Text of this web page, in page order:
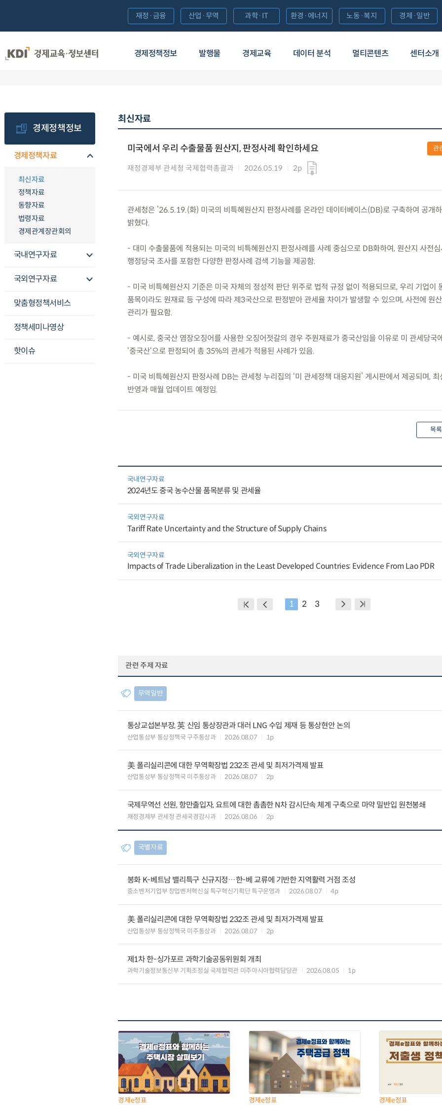
경제정책정보 발행물 경제교육 데이터 분석 멀티콘텐츠 센터소개
재정·금융 산업·무역 과학·IT 환경·에너지 노동·복지 경제·일반
경제정책정보
경제정책자료
최신자료
정책자료
동향자료
법령자료
경제관계장관회의
국내연구자료
국외연구자료
맞춤형정책서비스
정책세미나영상
핫이슈
최신자료
미국에서 우리 수출물품 원산지, 판정사례 확인하세요
재정경제부 관세청 국제협력총괄과 2026.05.19 2p
관
관세청은 ’26.5.19.(화) 미국의 비특혜원산지 판정사례를 온라인 데이터베이스(DB)로 구축하여 공개
밝혔다.
- 대미 수출물품에 적용되는 미국의 비특혜원산지 판정사례를 사례 중심으로 DB화하여, 원산지 사전심
행정당국 조사를 포함한 다양한 판정사례 검색 기능을 제공함.
- 미국 비특혜원산지 기준은 미국 자체의 정성적 판단 위주로 법적 규정 없이 적용되므로, 우리 기업이
품목이라도 원재료 등 구성에 따라 제3국산으로 판정받아 관세율 차이가 발생할 수 있으며, 사전에 원
관리가 필요함.
- 예시로, 중국산 염장오징어를 사용한 오징어젓갈의 경우 주원재료가 중국산임을 이유로 미 관세당국
‘중국산‘으로 판정되어 총 35%의 관세가 적용된 사례가 있음.
- 미국 비특혜원산지 판정사례 DB는 관세청 누리집의 ‘미 관세정책 대응지원’ 게시판에서 제공되며, 최
반영과 매월 업데이트 예정임.
목록
국내연구자료
2024년도 중국 농수산물 품목분류 및 관세율
국외연구자료
Tariff Rate Uncertainty and the Structure of Supply Chains
국외연구자료
Impacts of Trade Liberalization in the Least Developed Countries: Evidence From Lao PDR
1 2 3
관련 주제 자료
무역일반
통상교섭본부장, 英 신임 통상장관과 대러 LNG 수입 제재 등 통상현안 논의
산업통상부 통상정책국 구주통상과 2026.08.07 1p
美 폴리실리콘에 대한 무역확장법 232조 관세 및 최저가격제 발표
산업통상부 통상정책국 미주통상과 2026.08.07 2p
국제무역선 선원, 항만출입자, 요트에 대한 촘촘한 N차 감시단속 체계 구축으로 마약 밀반입 원천봉쇄
재정경제부 관세청 관세국경감시과 2026.08.06 2p
국별자료
봉화 K-베트남 밸리특구 신규지정…한-베 교류에 기반한 지역활력 거점 조성
중소벤처기업부 창업벤처혁신실 특구혁신기획단 특구운영과 2026.08.07 4p
美 폴리실리콘에 대한 무역확장법 232조 관세 및 최저가격제 발표
산업통상부 통상정책국 미주통상과 2026.08.07 2p
제1차 한-싱가포르 과학기술공동위원회 개최
과학기술정보통신부 기획조정실 국제협력관 미주아시아협력담당관 2026.08.05 1p
경제e정표 경제e정표 경제e정표